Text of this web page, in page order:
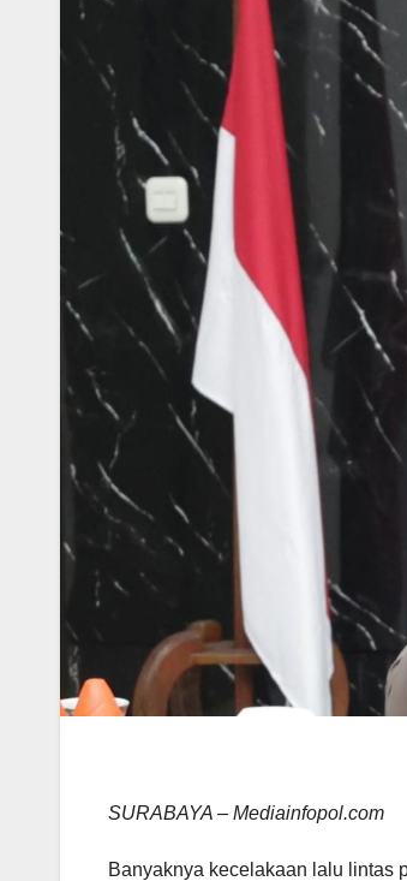
SURABAYA – Mediainfopol.com
Banyaknya kecelakaan lalu lintas